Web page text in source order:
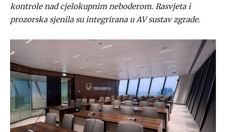
kontrole nad cjelokupnim neboderom. Rasvjeta i
prozorska sjenila su integrirana u AV sustav zgrade.